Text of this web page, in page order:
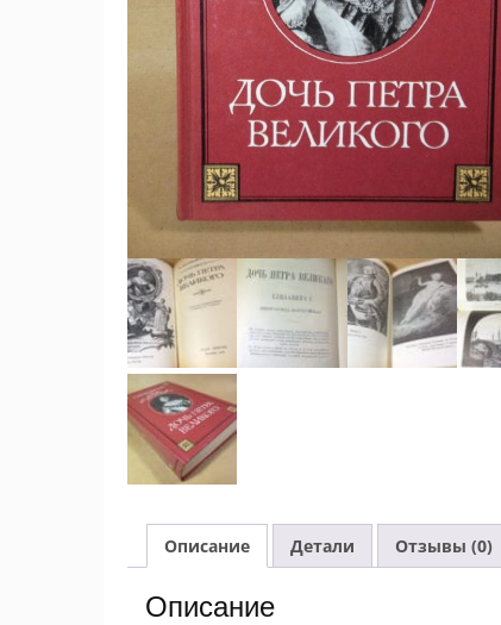
Описание Детали Отзывы (0)
Описание